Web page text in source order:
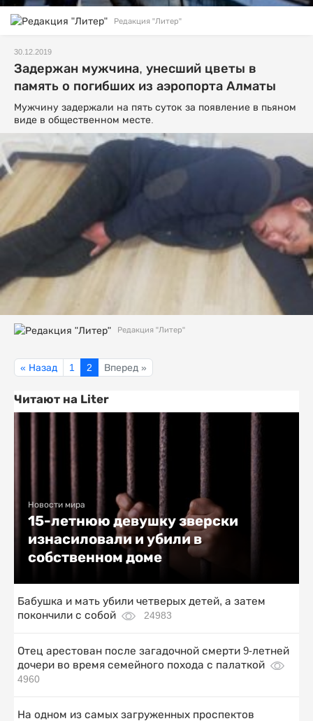
Редакция "Литер"
30.12.2019
Задержан мужчина, унесший цветы в
память о погибших из аэропорта Алматы
Мужчину задержали на пять суток за появление в пьяном
виде в общественном месте.
Редакция "Литер"
« Назад 1 2 Вперед »
Читают на Liter
Новости мира
15-летнюю девушку зверски
изнасиловали и убили в
собственном доме
Бабушка и мать убили четверых детей, а затем
покончили с собой
24983
Отец арестован после загадочной смерти 9-летней
дочери во время семейного похода с палаткой
4960
На одном из самых загруженных проспектов